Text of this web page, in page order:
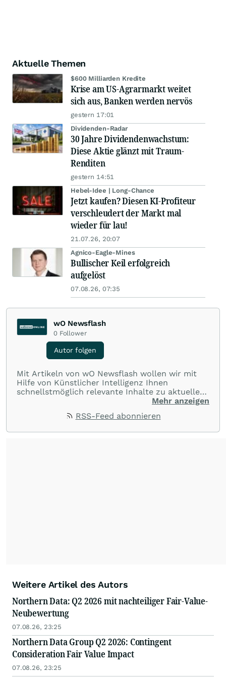
Aktuelle Themen
$600 Milliarden Kredite
Krise am US-Agrarmarkt weitet
sich aus, Banken werden nervös
gestern 17:01
Dividenden-Radar
30 Jahre Dividendenwachstum:
Diese Aktie glänzt mit Traum-
Renditen
gestern 14:51
Hebel-Idee | Long-Chance
Jetzt kaufen? Diesen KI-Profiteur
verschleudert der Markt mal
wieder für lau!
21.07.26, 20:07
Agnico-Eagle-Mines
Bullischer Keil erfolgreich
aufgelöst
07.08.26, 07:35
wO Newsflash
0 Follower
Autor folgen
Mit Artikeln von wO Newsflash wollen wir mit
Hilfe von Künstlicher Intelligenz Ihnen
schnellstmöglich relevante Inhalte zu aktuellen
Ereignissen rund um Börse, Finanzmärkte aus
Mehr anzeigen
RSS-Feed abonnieren
Weitere Artikel des Autors
Northern Data: Q2 2026 mit nachteiliger Fair-Value-
Neubewertung
07.08.26, 23:25
Northern Data Group Q2 2026: Contingent
Consideration Fair Value Impact
07.08.26, 23:25